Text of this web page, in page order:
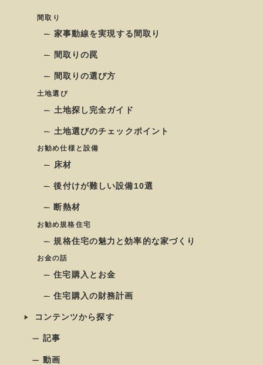
間取り
家事動線を実現する間取り
間取りの罠
間取りの選び方
土地選び
土地探し完全ガイド
土地選びのチェックポイント
お勧め仕様と設備
床材
後付けが難しい設備10選
断熱材
お勧め規格住宅
規格住宅の魅力と効率的な家づくり
お金の話
住宅購入とお金
住宅購入の財務計画
コンテンツから探す
記事
動画